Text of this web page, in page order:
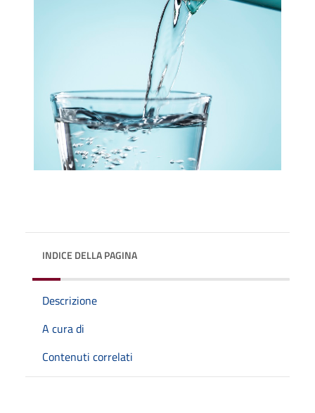
INDICE DELLA PAGINA
Descrizione
A cura di
Contenuti correlati